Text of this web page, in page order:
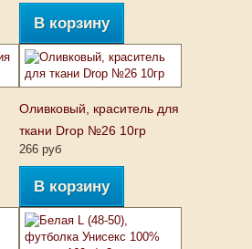
В корзину
Оливковый, краситель для
ткани Drop №26 10гр
266 руб
В корзину